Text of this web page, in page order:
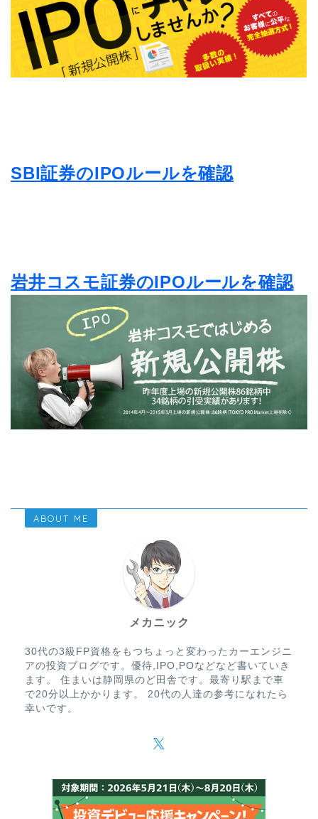
SBI証券のIPOルールを確認
岩井コスモ証券のIPOルールを確認
ABOUT ME
メカニック
30代の3級FP資格をもつちょっと変わったカーエンジニ
アの投資ブログです。優待,IPO,POなどなど書いていき
ます。 住まいは静岡県のど田舎です。最寄り駅まで車
で20分以上かかります。 20代の人達の参考になれたら
幸いです。